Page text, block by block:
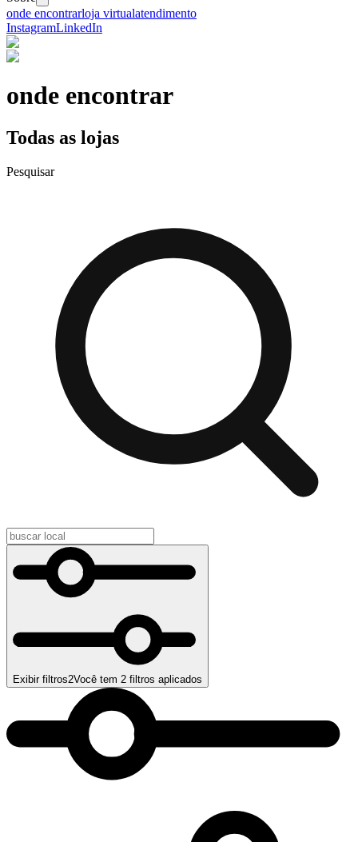
onde encontrarloja virtualatendimento
InstagramLinkedIn
onde encontrar
Todas as lojas
Pesquisar
Exibir filtros2Você tem 2 filtros aplicados